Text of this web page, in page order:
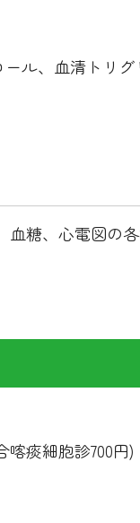
ル、血清トリグ
糖、心電図の
痰細胞診700円)